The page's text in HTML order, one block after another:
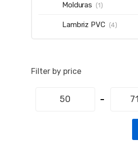
Molduras (1)
Lambriz PVC (4)
Filter by price